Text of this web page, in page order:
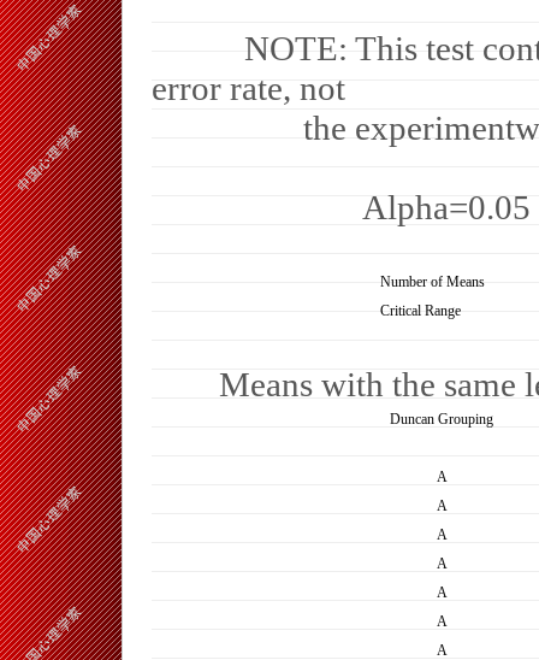
NOTE: This test
error rate, not
the
Alpha=0.05
Number of Means
Critical Range
Means with the
Duncan Grouping
A
A
A
A
A
A
A